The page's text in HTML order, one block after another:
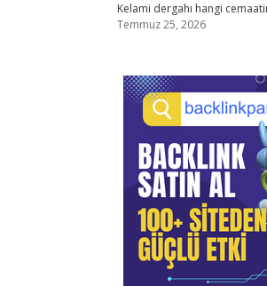
Kelami dergahı hangi
Temmuz 25, 2026